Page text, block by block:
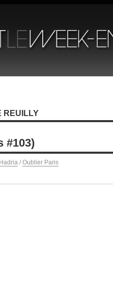
REUILLY
#103)
/ Oublier Paris